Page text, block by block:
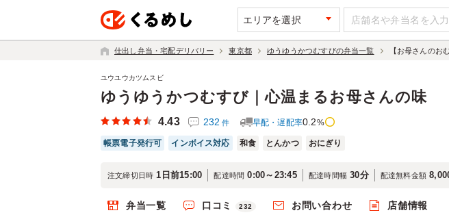
エリアを選択
仕出し弁当・宅配デリバリー 東京都 ゆうゆうかつむすびの弁当一覧 【お母さんのお
ゆうゆうかつむすび｜心温まるお母さんの味
ユウユウカツムスビ
4.43 232 件 早配・遅配率0.2%
帳票電子発行可 インボイス対応 和食 とんかつ おにぎり
注文締切日時 1日前15:00 配達時間 0:00～23:45 配達時間幅 30分 配達無料金額
弁当一覧 口コミ 232 お問い合わせ 店舗情報